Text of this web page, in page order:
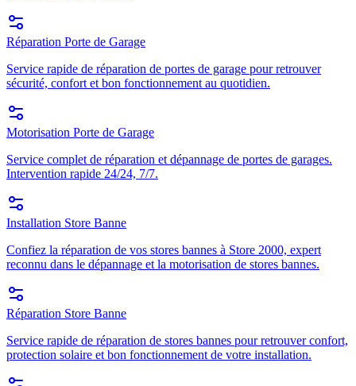
Réparation Porte de Garage
Service rapide de réparation de portes de garage pour retrouver
sécurité, confort et bon fonctionnement au quotidien.
Motorisation Porte de Garage
Service complet de réparation et dépannage de portes de garages.
Intervention rapide 24/24, 7/7.
Installation Store Banne
Confiez la réparation de vos stores bannes à Store 2000, expert
reconnu dans le dépannage et la motorisation de stores bannes.
Réparation Store Banne
Service rapide de réparation de stores bannes pour retrouver confort,
protection solaire et bon fonctionnement de votre installation.